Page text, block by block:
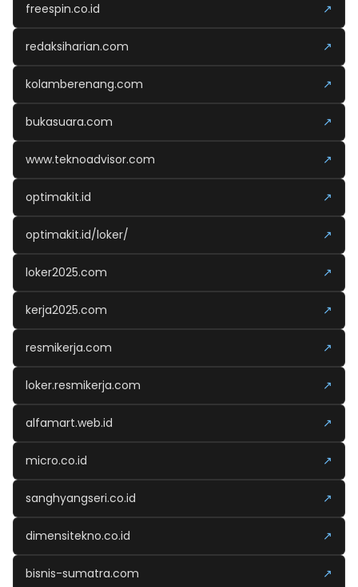
freespin.co.id ↗
redaksiharian.com ↗
kolamberenang.com ↗
bukasuara.com ↗
www.teknoadvisor.com ↗
optimakit.id ↗
optimakit.id/loker/ ↗
loker2025.com ↗
kerja2025.com ↗
resmikerja.com ↗
loker.resmikerja.com ↗
alfamart.web.id ↗
micro.co.id ↗
sanghyangseri.co.id ↗
dimensitekno.co.id ↗
bisnis-sumatra.com ↗